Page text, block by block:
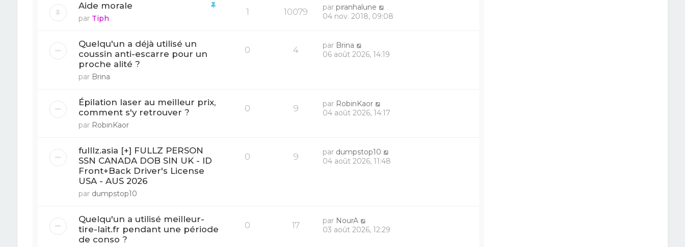
Aide morale
par Tiph
1 10079 par piranhalune
04 nov. 2018, 09:08
Quelqu'un a déjà utilisé un
coussin anti-escarre pour un
proche alité ?
par Brina
0 4 par Brina
06 août 2026, 14:19
Épilation laser au meilleur prix,
comment s'y retrouver ?
par RobinKaor
0 9 par RobinKaor
04 août 2026, 14:17
fulllz.asia [+] FULLZ PERSON
SSN CANADA DOB SIN UK - ID
Front+Back Driver's License
USA - AUS 2026
par dumpstop10
0 9 par dumpstop10
04 août 2026, 11:48
Quelqu'un a utilisé meilleur-
tire-lait.fr pendant une période
de conso ?
0 17 par NourA
03 août 2026, 12:29